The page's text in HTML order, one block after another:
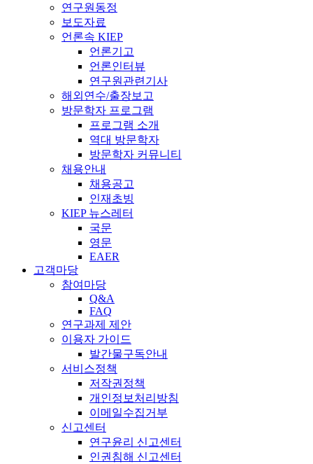
연구원동정
보도자료
언론속 KIEP
언론기고
언론인터뷰
연구원관련기사
해외연수/출장보고
방문학자 프로그램
프로그램 소개
역대 방문학자
방문학자 커뮤니티
채용안내
채용공고
인재초빙
KIEP 뉴스레터
국문
영문
EAER
고객마당
참여마당
Q&A
FAQ
연구과제 제안
이용자 가이드
발간물구독안내
서비스정책
저작권정책
개인정보처리방침
이메일수집거부
신고센터
연구윤리 신고센터
인권침해 신고센터